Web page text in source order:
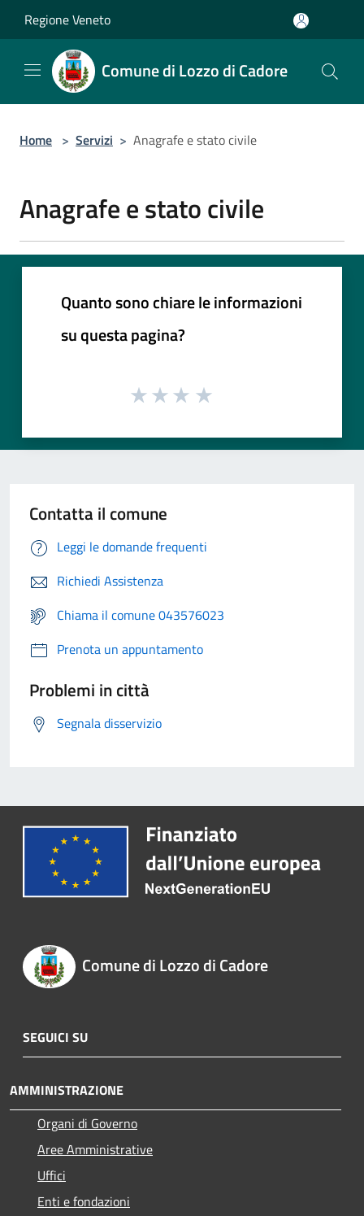
Regione Veneto
Comune di Lozzo di Cadore
Home > Servizi > Anagrafe e stato civile
Anagrafe e stato civile
Quanto sono chiare le informazioni
su questa pagina?
Contatta il comune
Leggi le domande frequenti
Richiedi Assistenza
Chiama il comune 043576023
Prenota un appuntamento
Problemi in città
Segnala disservizio
Comune di Lozzo di Cadore
SEGUICI SU
AMMINISTRAZIONE
Organi di Governo
Aree Amministrative
Uffici
Enti e fondazioni